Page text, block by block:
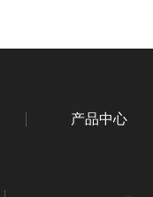
产品中心